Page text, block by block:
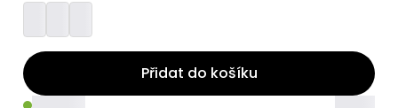
Přidat do košíku